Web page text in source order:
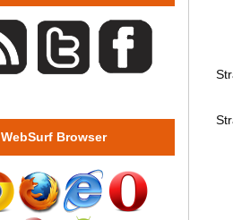
WebSurf Browser